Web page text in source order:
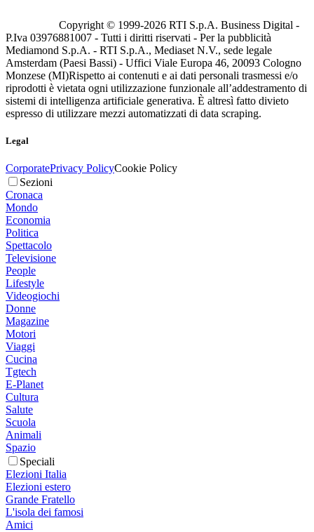
Copyright © 1999-2026 RTI S.p.A. Business Digital -
P.Iva 03976881007 - Tutti i diritti riservati - Per la pubblicità
Mediamond S.p.A. - RTI S.p.A., Mediaset N.V., sede legale
Amsterdam (Paesi Bassi) - Uffici Viale Europa 46, 20093 Cologno
Monzese (MI)Rispetto ai contenuti e ai dati personali trasmessi e/o
riprodotti è vietata ogni utilizzazione funzionale all’addestramento di
sistemi di intelligenza artificiale generativa. È altresì fatto divieto
espresso di utilizzare mezzi automatizzati di data scraping.
Legal
CorporatePrivacy PolicyCookie Policy
Sezioni
Cronaca
Mondo
Economia
Politica
Spettacolo
Televisione
People
Lifestyle
Videogiochi
Donne
Magazine
Motori
Viaggi
Cucina
Tgtech
E-Planet
Cultura
Salute
Scuola
Animali
Spazio
Speciali
Elezioni Italia
Elezioni estero
Grande Fratello
L'isola dei famosi
Amici